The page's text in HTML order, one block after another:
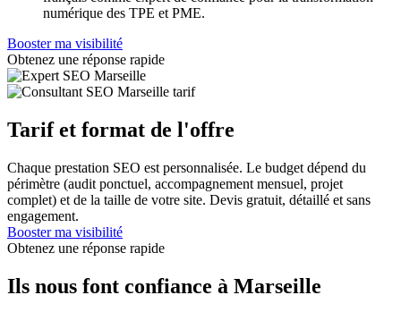
numérique des TPE et PME.
Booster ma visibilité
Obtenez une réponse rapide
Tarif et format de l'offre
Chaque prestation SEO est personnalisée. Le budget dépend du
périmètre (audit ponctuel, accompagnement mensuel, projet
complet) et de la taille de votre site. Devis gratuit, détaillé et sans
engagement.
Booster ma visibilité
Obtenez une réponse rapide
Ils nous font confiance à Marseille